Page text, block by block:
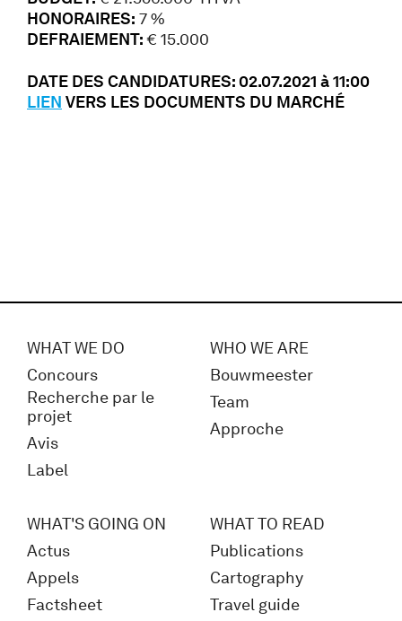
HONORAIRES: 7 %
DEFRAIEMENT:€ 15.000
DATE DES CANDIDATURES: 02.07.2021 à 11:00
LIEN VERS LES DOCUMENTS DU MARCHÉ
WHAT WE DO
Concours
Recherche par le
projet
Avis
Label
WHO WE ARE
Bouwmeester
Team
Approche
WHAT'S GOING ON
Actus
Appels
Factsheet
WHAT TO READ
Publications
Cartography
Travel guide